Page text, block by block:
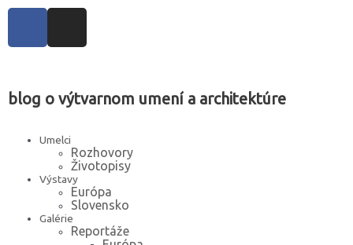
blog o výtvarnom umení a architektúre
Umelci
Rozhovory
Životopisy
Výstavy
Európa
Slovensko
Galérie
Reportáže